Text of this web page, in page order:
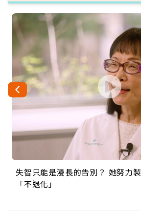
失智只能是漫長的告別？ 她努力
「不退化」
來自剛果的巧克力神父 為台灣奉
的家，我連作夢都講台語！」
63歲卸矽谷副總、搬回台灣找快
丑」走進安養院，逗樂上萬爺奶：
104歲打破金氏世界紀錄 成為全
手，分享長壽的秘密原來是「這個」
事業巔峰他選擇追夢…黑手阿伯
巨蛋！連CNN都大讚！